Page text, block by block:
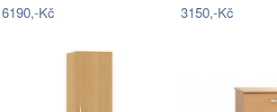
6190,-Kč 3150,-Kč